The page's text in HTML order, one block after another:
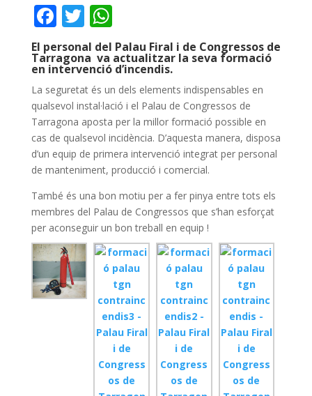
F
ac
e
b
o
o
k
T
w
itt
er
W
h
at
s
A
p
p
El personal del Palau Firal i de Congressos de
Tarragona va actualitzar la seva formació
en intervenció d’incendis.
La seguretat és un dels elements indispensables en
qualsevol instal·lació i el Palau de Congressos de
Tarragona aposta per la millor formació possible en
cas de qualsevol incidència. D’aquesta manera, disposa
d’un equip de primera intervenció integrat per personal
de manteniment, producció i comercial.
També és una bon motiu per a fer pinya entre tots els
membres del Palau de Congressos que s’han esforçat
per aconseguir un bon treball en equip !